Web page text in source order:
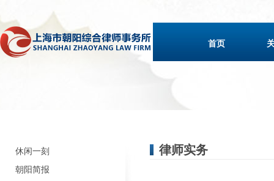
首页
休闲一刻
朝阳简报
律师实务